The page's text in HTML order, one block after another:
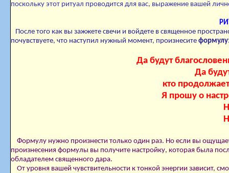
поскольку этот ритуал проводится для вас, выражение вашей
После того как вы зажжете свечи и войдете в священное
почувствуете, что наступил нужный момент, произнесите
Да будут
Да
кто
Я прошу о
Формулу нужно произнести только один раз. Но ес­ли вы
произнесения формулы вы получите настройку, которая была
обладателем священного дара.
От уровня вашей чувствительности к тонкой энер­гии зависит,